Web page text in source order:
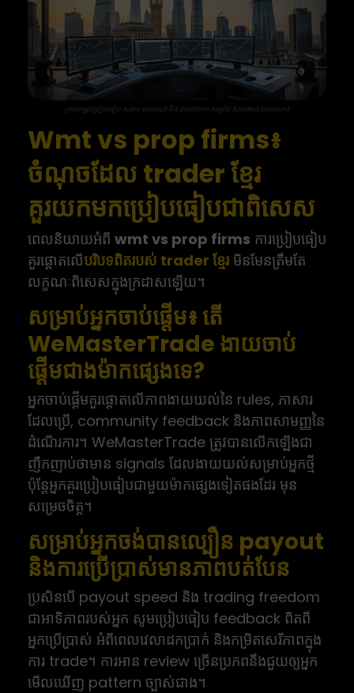
ក្របខណ្ឌប្រៀបធៀប rules payout និង platform សម្រាប់ funded account
Wmt vs prop firms៖
ចំណុចដែល trader ខ្មែរ
គួរយកមកប្រៀបធៀបជាពិសេស
ពេលនិយាយអំពី wmt vs prop firms ការប្រៀបធៀប
គួរផ្តោតលើបរិបទពិតរបស់ trader ខ្មែរ មិនមែនត្រឹមតែ
លក្ខណៈពិសេសក្នុងក្រដាសឡើយ។
សម្រាប់អ្នកចាប់ផ្តើម៖ តើ
WeMasterTrade ងាយចាប់
ផ្តើមជាងម៉ាកផ្សេងទេ?
អ្នកចាប់ផ្តើមគួរផ្តោតលើភាពងាយយល់នៃ rules, ភាសារ
ដែលប្រើ, community feedback និងភាពសាមញ្ញនៃ
ដំណើរការ។ WeMasterTrade ត្រូវបានលើកឡើងជា
ញឹកញាប់ថាមាន signals ដែលងាយយល់សម្រាប់អ្នកថ្មី
ប៉ុន្តែអ្នកគួរប្រៀបធៀបជាមួយម៉ាកផ្សេងទៀតផងដែរ មុន
សម្រេចចិត្ត។
សម្រាប់អ្នកចង់បានល្បឿន payout
និងការប្រើប្រាស់មានភាពបត់បែន
ប្រសិនបើ payout speed និង trading freedom
ជាអាទិភាពរបស់អ្នក សូមប្រៀបធៀប feedback ពិតពី
អ្នកប្រើប្រាស់ អំពីពេលវេលាដកប្រាក់ និងកម្រិតសេរីភាពក្នុង
ការ trade។ ការអាន review ច្រើនប្រភពនឹងជួយឲ្យអ្នក
មើលឃើញ pattern ច្បាស់ជាង។